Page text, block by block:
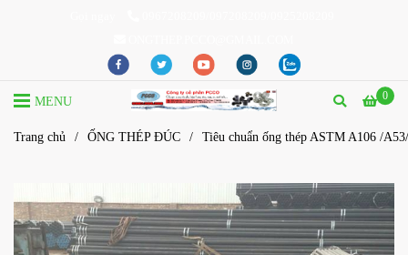
0
MENU
Trang chủ / ỐNG THÉP ĐÚC / Tiêu chuẩn ống thép ASTM A106 /